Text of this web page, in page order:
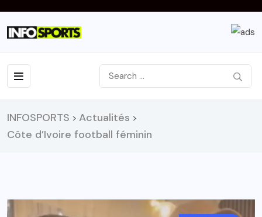
INFOSPORTS > Actualités >
Côte d’Ivoire football féminin